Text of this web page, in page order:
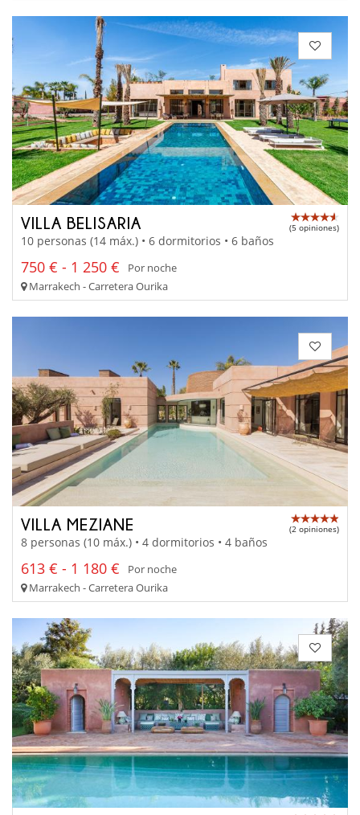
VILLA BELISARIA (5 opiniones)
10 personas (14 máx.) • 6 dormitorios • 6 baños
750 € - 1 250 €
Por noche
Marrakech - Carretera Ourika
VILLA MEZIANE (2 opiniones)
8 personas (10 máx.) • 4 dormitorios • 4 baños
613 € - 1 180 €
Por noche
Marrakech - Carretera Ourika